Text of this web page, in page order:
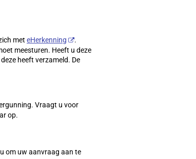
met eHerkenning
.
meesturen. Heeft u deze
heeft verzameld. De
Vraagt u voor
op.
om uw aanvraag aan te